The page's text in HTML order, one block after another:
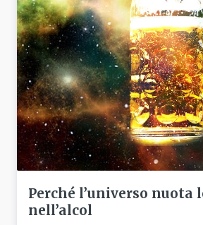
Perché l’universo
nell’alcol